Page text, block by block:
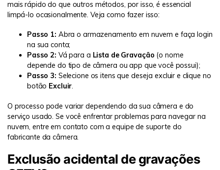
mais rápido do que outros métodos, por isso, é essencial
limpá-lo ocasionalmente. Veja como fazer isso:
Passo 1: Abra o armazenamento em nuvem e faça login
na sua conta;
Passo 2: Vá para a Lista de Gravação (o nome
depende do tipo de câmera ou app que você possui);
Passo 3: Selecione os itens que deseja excluir e clique no
botão Excluir.
O processo pode variar dependendo da sua câmera e do
serviço usado. Se você enfrentar problemas para navegar na
nuvem, entre em contato com a equipe de suporte do
fabricante da câmera.
Exclusão acidental de gravações